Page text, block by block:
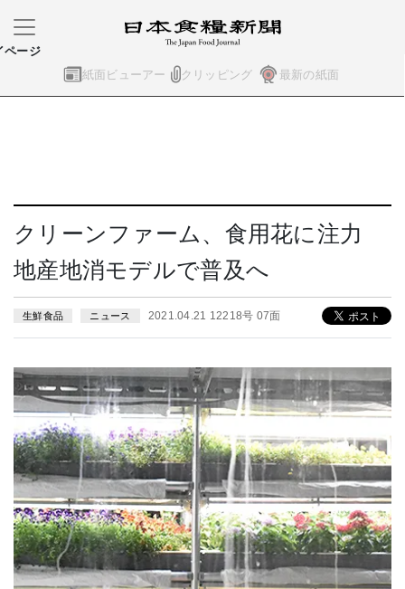
紙面ビューアー クリッピング 最新の紙面
ページ
クリーンファーム、食用花に注力
地産地消モデルで普及へ
生鮮食品 ニュース 2021.04.21 12218号 07面